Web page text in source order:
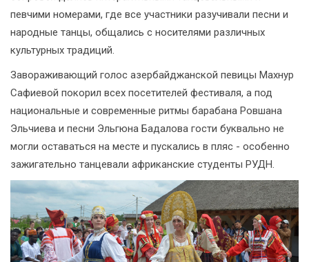
певчими номерами, где все участники разучивали песни и
народные танцы, общались с носителями различных
культурных традиций.
Завораживающий голос азербайджанской певицы Махнур
Сафиевой покорил всех посетителей фестиваля, а под
национальные и современные ритмы барабана Ровшана
Эльчиева и песни Эльгюна Бадалова гости буквально не
могли оставаться на месте и пускались в пляс - особенно
зажигательно танцевали африканские студенты РУДН.